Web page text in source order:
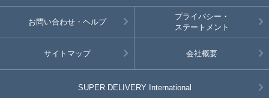
お問い合わせ・ヘルプ
プライバシー・
ステートメント
サイトマップ 会社概要
SUPER DELIVERY International